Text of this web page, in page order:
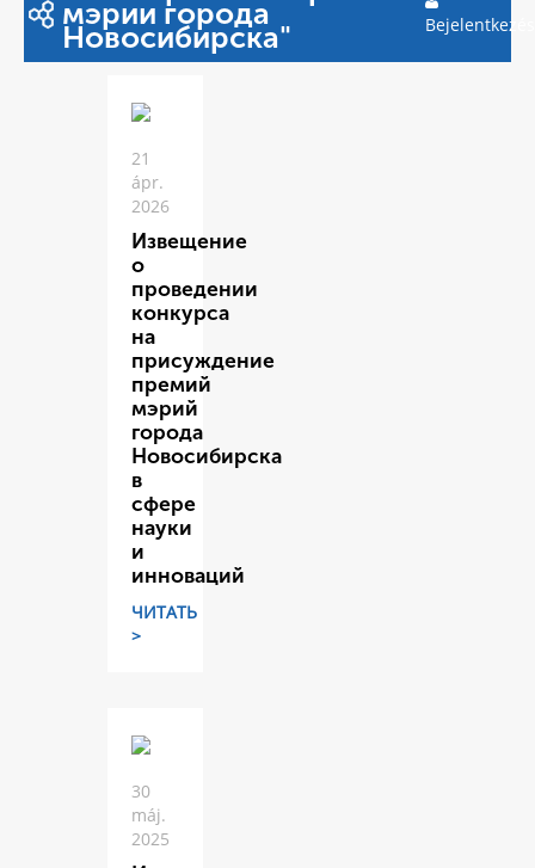
мэрии города
Новосибирска" Bejelentkezés
21
ápr.
2026
Извещение
о
проведении
конкурса
на
присуждение
премий
мэрий
города
Новосибирска
в
сфере
науки
и
инноваций
ЧИТАТЬ
>
30
máj.
2025